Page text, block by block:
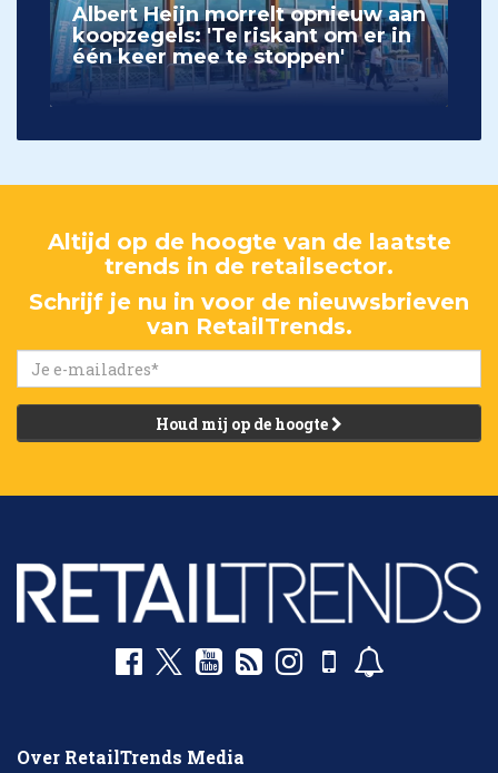
Albert Heijn morrelt opnieuw aan
koopzegels: 'Te riskant om er in
één keer mee te stoppen'
Altijd op de hoogte van de laatste
trends in de retailsector.
Schrijf je nu in voor de nieuwsbrieven
van RetailTrends.
Houd mij op de hoogte
Over RetailTrends Media